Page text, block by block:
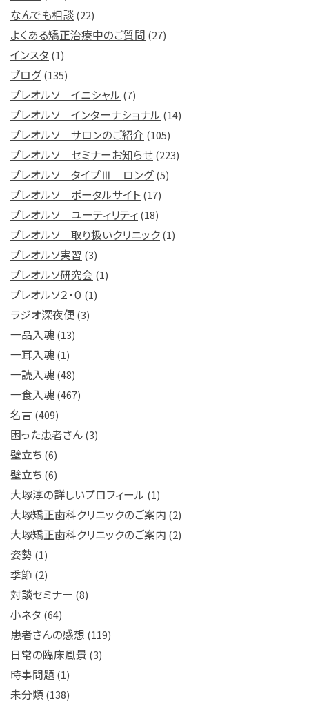
なんでも相談(22)
よくある矯正治療中のご質問 (27)
インスタ (1)
ブログ(135)
プレオルソ イニシャル (7)
プレオルソ インターナショナル (14)
プレオルソ サロンのご紹介 (105)
プレオルソ セミナーお知らせ(223)
プレオルソ タイプⅢ ロング(5)
プレオルソ ポータルサイト(17)
プレオルソ ユーティリティ(18)
プレオルソ 取り扱いクリニック(1)
プレオルソ実習 (3)
プレオルソ研究会 (1)
プレオルソ２・０ (1)
ラジオ深夜便(3)
一品入魂(13)
一耳入魂(1)
一読入魂(48)
一食入魂(467)
名言 (409)
困った患者さん(3)
壁立ち (6)
壁立ち (6)
大塚淳の詳しいプロフィール (1)
大塚矯正歯科クリニックのご案内 (2)
大塚矯正歯科クリニックのご案内 (2)
姿勢(1)
季節 (2)
対談セミナー (8)
小ネタ (64)
患者さんの感想 (119)
日常の臨床風景 (3)
時事問題 (1)
未分類(138)